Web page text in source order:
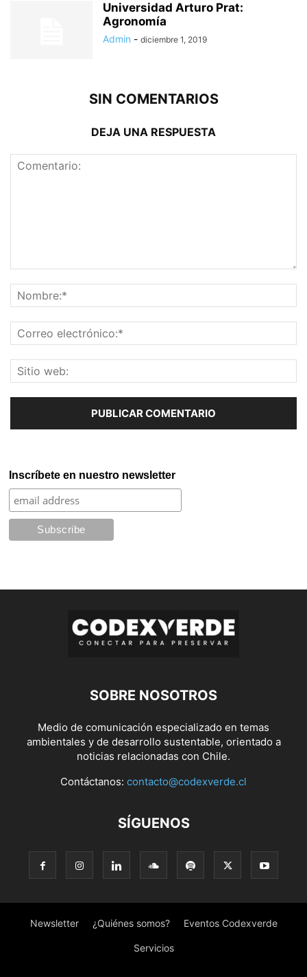
Universidad Arturo Prat:
Agronomía
Admin - diciembre 1, 2019
SIN COMENTARIOS
DEJA UNA RESPUESTA
Inscríbete en nuestro newsletter
SOBRE NOSOTROS
Medio de comunicación especializado en temas
ambientales y de desarrollo sustentable, orientado a
noticias relacionadas con Chile.
Contáctanos: contacto@codexverde.cl
SÍGUENOS
Newsletter ¿Quiénes somos? Eventos Codexverde
Servicios